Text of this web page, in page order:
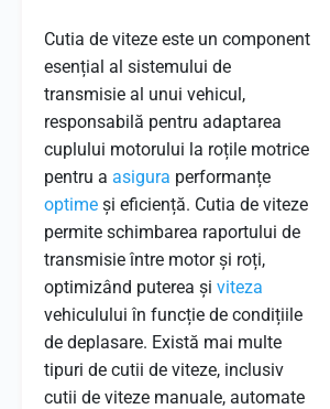
Cutia de viteze este un component
esențial al sistemului de
transmisie al unui vehicul,
responsabilă pentru adaptarea
cuplului motorului la roțile motrice
pentru a asigura performanțe
optime și eficiență. Cutia de viteze
permite schimbarea raportului de
transmisie între motor și roți,
optimizând puterea și viteza
vehiculului în funcție de condițiile
de deplasare. Există mai multe
tipuri de cutii de viteze, inclusiv
cutii de viteze manuale, automate